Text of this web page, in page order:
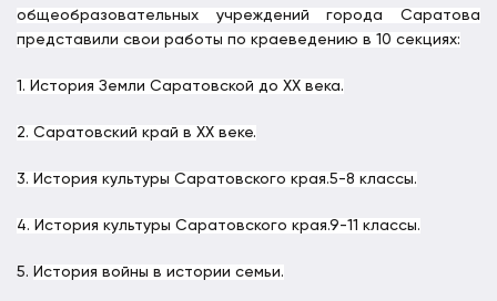
общеобразовательных учреждений города Саратова
представили свои работы по краеведению в 10 секциях:
1. История Земли Саратовской до XX века.
2. Саратовский край в XX веке.
3. История культуры Саратовского края.5-8 классы.
4. История культуры Саратовского края.9-11 классы.
5. История войны в истории семьи.